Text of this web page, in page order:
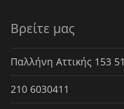
Βρείτε μας
Παλλήνη Αττικής 153 51
210 6030411